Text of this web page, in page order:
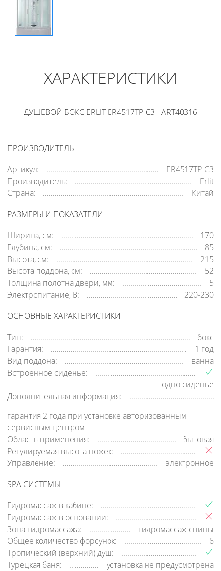
ХАРАКТЕРИСТИКИ
ДУШЕВОЙ БОКС ERLIT ER4517TP-C3 - ART40316
ПРОИЗВОДИТЕЛЬ
Артикул:
ER4517TP-C3
Производитель:
Erlit
Страна:
Китай
РАЗМЕРЫ И ПОКАЗАТЕЛИ
Ширина, см:
170
Глубина, см:
85
Высота, см:
215
Высота поддона, см:
52
Толщина полотна двери, мм:
5
Электропитание, В:
220-230
ОСНОВНЫЕ ХАРАКТЕРИСТИКИ
Тип:
бокс
Гарантия:
1 год
Вид поддона:
ванна
Встроенное сиденье:
одно сиденье
Дополнительная информация:
гарантия 2 года при установке авторизованным
сервисным центром
Область применения:
бытовая
Регулируемая высота ножек:
Управление:
электронное
SPA СИСТЕМЫ
Гидромассаж в кабине:
Гидромассаж в основании:
Зона гидромассажа:
гидромассаж спины
Общее количество форсунок:
6
Тропический (верхний) душ:
Турецкая баня:
установка не предусмотрена